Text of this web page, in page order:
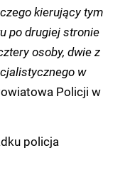
kierujący tym
po drugiej stronie
osoby, dwie z
w
Policji w
policja